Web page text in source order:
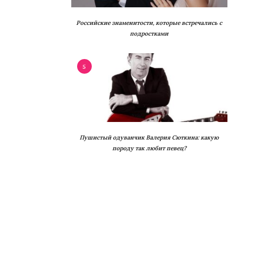
Российские знаменитости, которые встречались с
подростками
5
Пушистый одуванчик Валерия Сюткина: какую
породу так любит певец?